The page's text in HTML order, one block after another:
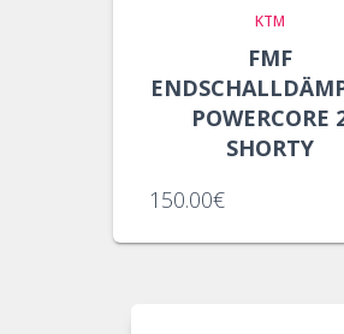
KTM
FMF
POWERCORE
SHORTY
150.00€